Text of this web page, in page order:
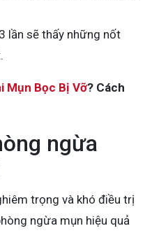
lần sẽ thấy những nốt
Mụn Bọc Bị Vỡ? Cách
ngừa
trọng và khó điều trị
ngừa mụn hiệu quả